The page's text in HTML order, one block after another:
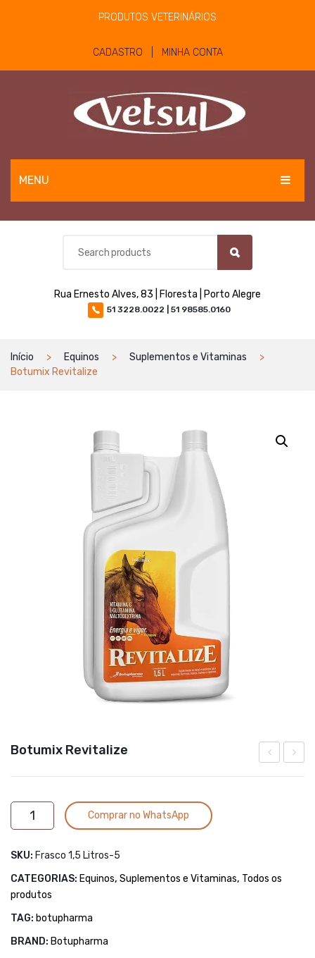
PRODUTOS VETERINÁRIOS
CADASTRO | MINHA CONTA
MENU
EQUINOS
BOVINOS E OVINOS
MATERIAIS E EQUIPAMENTOS
Rua Ernesto Alves, 83 | Floresta | Porto Alegre
51 3228.0022 | 51 98585.0160
Início Equinos
Suplementos e Vitaminas
Botumix Revitalize
Botumix Revitalize
Botumix
Revitalize
Comprar no WhatsApp
SKU: Frasco 1,5 Litros-5
CATEGORIAS: Equinos, Suplementos e Vitaminas, Todos os
produtos
TAG: botupharma
BRAND: Botupharma